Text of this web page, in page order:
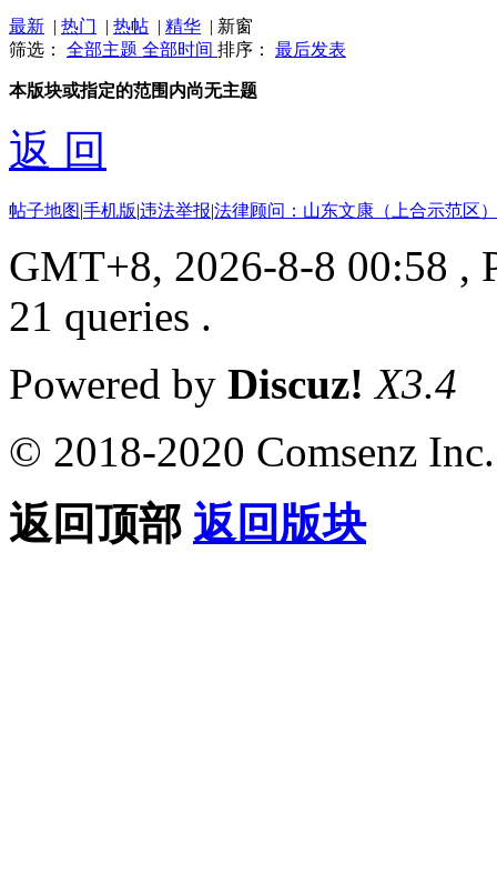
最新 | 热门 | 热帖 | 精华 | 新窗
筛选： 全部主题 全部时间 排序： 最后发表
本版块或指定的范围内尚无主题
返 回
帖子地图|手机版|违法举报|法律顾问：山东文康（上合示范区
GMT+8, 2026-8-8 00:58 ,
21 queries .
Powered by Discuz! X3.4
© 2018-2020 Comsenz Inc.
返回顶部 返回版块